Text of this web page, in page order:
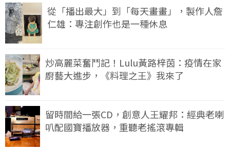
從「播出最大」到「每天畫畫」，製作人詹
仁雄：專注創作也是一種休息
炒高麗菜奮鬥記！Lulu黃路梓茵：疫情在家
廚藝大進步，《料理之王》我來了
留時間給一張CD，創意人王耀邦：經典老喇
叭配國寶播放器，重聽老搖滾專輯